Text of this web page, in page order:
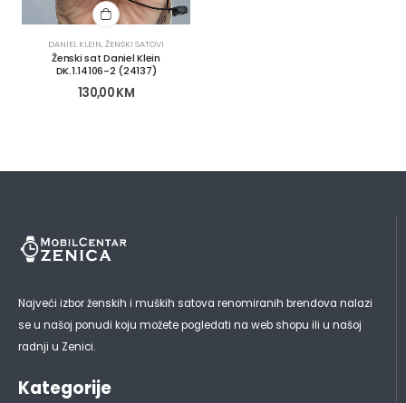
DANIEL KLEIN,ŽENSKI SATOVI
Ženski sat Daniel Klein
DK.1.14106-2 (24137)
130,00KM
Najveći izbor ženskih i muških satova renomiranih brendova nalazi
se u našoj ponudi koju možete pogledati na web shopu ili u našoj
radnji u Zenici.
Kategorije